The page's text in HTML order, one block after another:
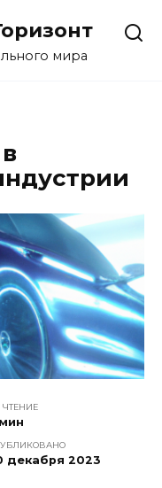
мира
ЧТЕНИЕ
декабря 2023